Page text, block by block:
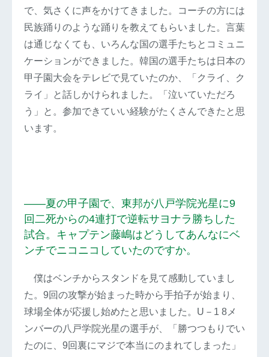
で、気さくに声をかけてきました。コーチの方には
民族踊りのような踊りを教えてもらいました。言葉
は通じなくても、いろんな国の選手たちとコミュニ
ケーションができました。韓国の選手たちは日本の
甲子園大会をテレビで見ていたのか、「クライ、ク
ライ」と話しかけられました。「泣いていただろ
う」と。参加できていい経験がたくさんできたと思
います。
――夏の甲子園で、東邦が八戸学院光星に9
回二死からの4連打で逆転サヨナラ勝ちした
試合。キャプテン藤嶋はどうしてあんなにベ
ンチでニコニコしていたのですか。
僕はベンチからスタンドを見て感動していまし
た。9回の攻撃が始まった時から手拍子が始まり、
球場全体が応援し始めたと思いました。U－1 8メ
ンバーの八戸学院光星の選手が、「勝つつもりでい
たのに、9回裏にマジで本当にのまれてしまった」